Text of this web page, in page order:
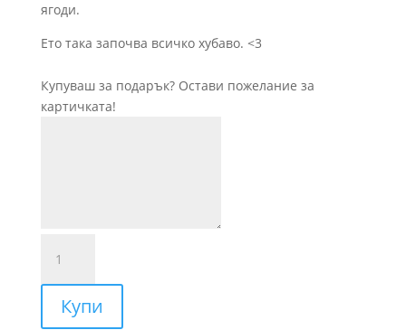
ягоди.
Ето така започва всичко хубаво. <3
Купуваш за подарък? Остави пожелание за
картичката!
Satin
moussse
Купи